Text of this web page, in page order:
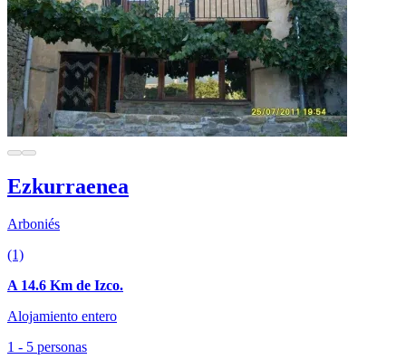
Ezkurraenea
Arboniés
(1)
A 14.6 Km de Izco.
Alojamiento entero
1 - 5 personas